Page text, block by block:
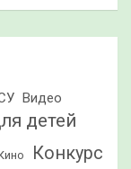
Видео
детей
Конкурс